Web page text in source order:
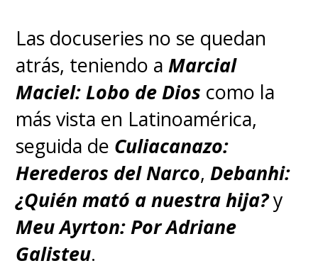
Las docuseries no se quedan
atrás, teniendo a Marcial
Maciel: Lobo de Dios como la
más vista en Latinoamérica,
seguida de Culiacanazo:
Herederos del Narco,Debanhi:
¿Quién mató a nuestra hija?y
Meu Ayrton: Por Adriane
Galisteu.